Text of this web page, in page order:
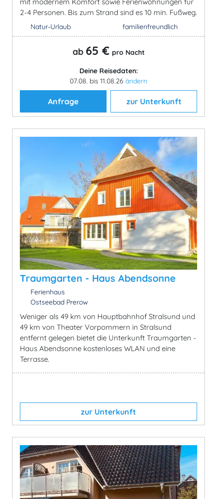
2-4 Personen. Bis zum Strand sind es 10 min. Fußweg.
Natur-Urlaub familienfreundlich
ab 65 € pro Nacht
Deine Reisedaten:
07.08. bis 11.08.26 ändern
Anfrage zur Unterkunft
Traumgarten - Haus Abendsonne
Ferienhaus
Ostseebad Prerow
Weniger als 49 km von Hauptbahnhof Stralsund und
49 km von Theater Vorpommern in Stralsund
entfernt gelegen bietet die Unterkunft Traumgarten -
Haus Abendsonne kostenloses WLAN und eine
Terrasse.
zur Unterkunft